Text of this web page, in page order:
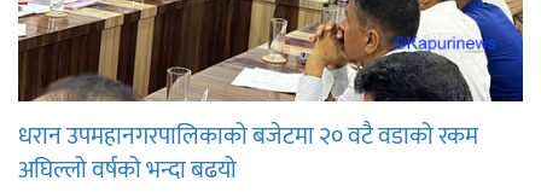
धरान उपमहानगरपालिकाको बजेटमा २० वटै वडाको रकम
अघिल्लो वर्षको भन्दा बढयो